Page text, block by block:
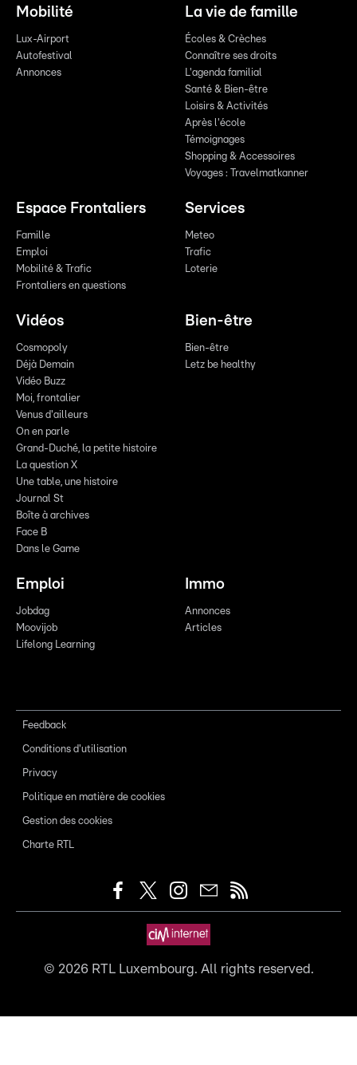
Mobilité
Lux-Airport
Autofestival
Annonces
La vie de famille
Écoles & Crèches
Connaître ses droits
L'agenda familial
Santé & Bien-être
Loisirs & Activités
Après l'école
Témoignages
Shopping & Accessoires
Voyages : Travelmatkanner
Espace Frontaliers
Famille
Emploi
Mobilité & Trafic
Frontaliers en questions
Services
Meteo
Trafic
Loterie
Vidéos
Cosmopoly
Déjà Demain
Vidéo Buzz
Moi, frontalier
Venus d'ailleurs
On en parle
Grand-Duché, la petite histoire
La question X
Une table, une histoire
Journal St
Boîte à archives
Face B
Dans le Game
Bien-être
Bien-être
Letz be healthy
Emploi
Jobdag
Moovijob
Lifelong Learning
Immo
Annonces
Articles
Feedback
Conditions d'utilisation
Privacy
Politique en matière de cookies
Gestion des cookies
Charte RTL
© 2026RTL Luxembourg. All rights reserved.